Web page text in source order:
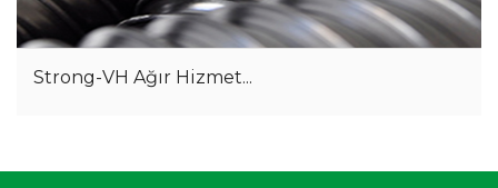
Strong-VH Ağır Hizmet...